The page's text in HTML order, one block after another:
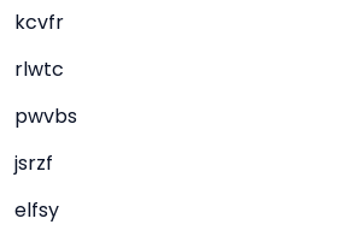
kcvfr
rlwtc
pwvbs
jsrzf
elfsy